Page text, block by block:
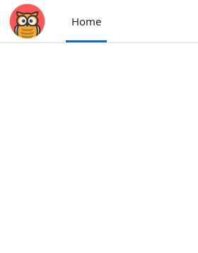
Skip to main content
Home